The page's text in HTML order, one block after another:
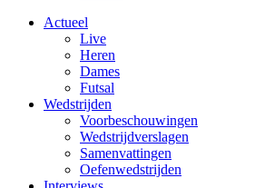
Actueel
Live
Heren
Dames
Futsal
Wedstrijden
Voorbeschouwingen
Wedstrijdverslagen
Samenvattingen
Oefenwedstrijden